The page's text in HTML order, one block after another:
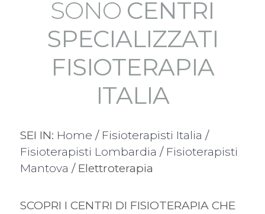
SONO CENTRI
SPECIALIZZATI
FISIOTERAPIA
ITALIA
SEI IN: Home / Fisioterapisti Italia /
Fisioterapisti Lombardia / Fisioterapisti
Mantova / Elettroterapia
SCOPRI I CENTRI DI FISIOTERAPIA CHE